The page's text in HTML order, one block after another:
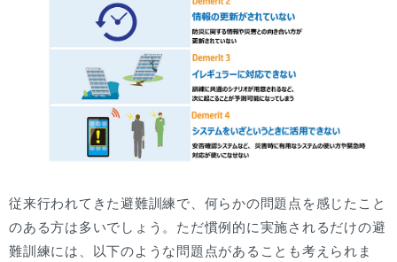
従来行われてきた避難訓練で、何らかの問題点を感じたこと
のある方は多いでしょう。ただ慣例的に実施されるだけの避
難訓練には、以下のような問題点があることも考えられま